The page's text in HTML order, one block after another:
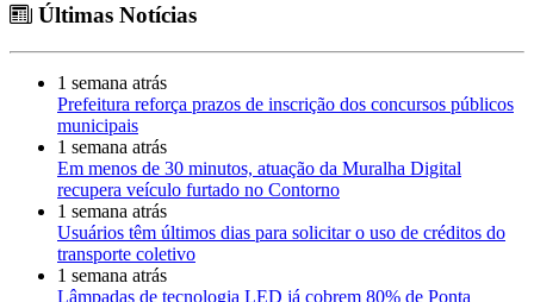
Últimas Notícias
1 semana atrás
Prefeitura reforça prazos de inscrição dos concursos públicos
municipais
1 semana atrás
Em menos de 30 minutos, atuação da Muralha Digital
recupera veículo furtado no Contorno
1 semana atrás
Usuários têm últimos dias para solicitar o uso de créditos do
transporte coletivo
1 semana atrás
Lâmpadas de tecnologia LED já cobrem 80% de Ponta